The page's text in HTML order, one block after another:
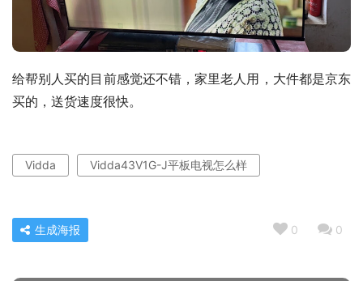
给帮别人买的目前感觉还不错，家里老人用，大件都是京东
买的，送货速度很快。
Vidda Vidda43V1G-J平板电视怎么样
0 0
生成海报